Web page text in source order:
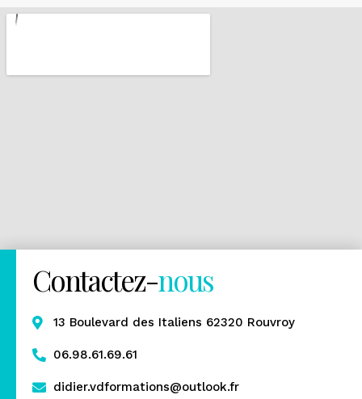
Contactez-nous
13 Boulevard des Italiens 62320 Rouvroy
06.98.61.69.61
didier.vdformations@outlook.fr